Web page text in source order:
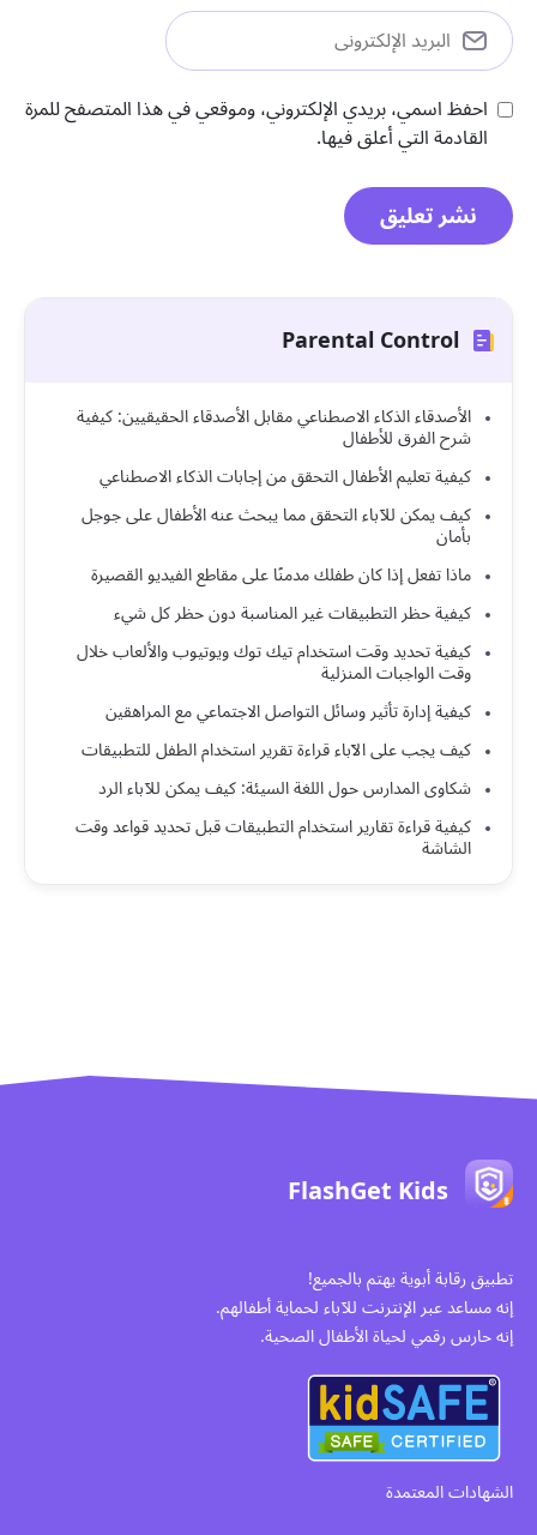
احفظ اسمي، بريدي الإلكتروني، وموقعي في هذا المتصفح للمرة
القادمة التي أعلق فيها.
Parental Control
الأصدقاء الذكاء الاصطناعي مقابل الأصدقاء الحقيقيين: كيفية
شرح الفرق للأطفال
كيفية تعليم الأطفال التحقق من إجابات الذكاء الاصطناعي
كيف يمكن للآباء التحقق مما يبحث عنه الأطفال على جوجل
بأمان
ماذا تفعل إذا كان طفلك مدمنًا على مقاطع الفيديو القصيرة
كيفية حظر التطبيقات غير المناسبة دون حظر كل شيء
كيفية تحديد وقت استخدام تيك توك ويوتيوب والألعاب خلال
وقت الواجبات المنزلية
كيفية إدارة تأثير وسائل التواصل الاجتماعي مع المراهقين
كيف يجب على الآباء قراءة تقرير استخدام الطفل للتطبيقات
شكاوى المدارس حول اللغة السيئة: كيف يمكن للآباء الرد
كيفية قراءة تقارير استخدام التطبيقات قبل تحديد قواعد وقت
الشاشة
FlashGet Kids
تطبيق رقابة أبوية يهتم بالجميع!
إنه مساعد عبر الإنترنت للآباء لحماية أطفالهم.
إنه حارس رقمي لحياة الأطفال الصحية.
الشهادات المعتمدة